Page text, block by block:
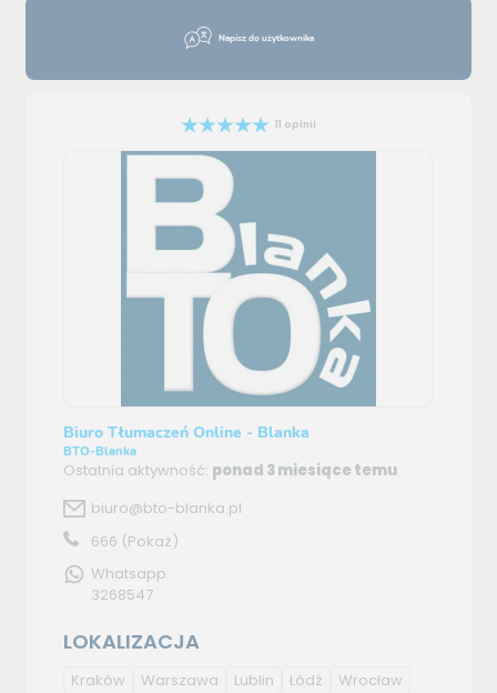
Napisz do użytkownika
11 opinii
Biuro Tłumaczeń Online - Blanka
BTO-Blanka
Ostatnia aktywność: ponad 3 miesiące temu
biuro@bto-blanka.pl
666 (Pokaż)
Whatsapp:
3268547
LOKALIZACJA
Kraków Warszawa Lublin Łódź
Wrocław